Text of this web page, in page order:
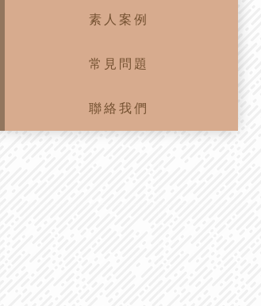
素人案例
常見問題
聯絡我們